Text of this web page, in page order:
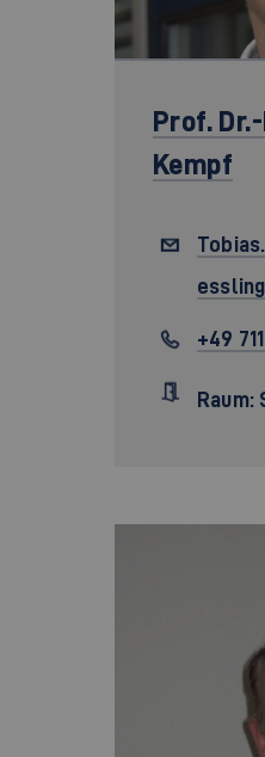
Prof.
Kempf
+49
Raum: